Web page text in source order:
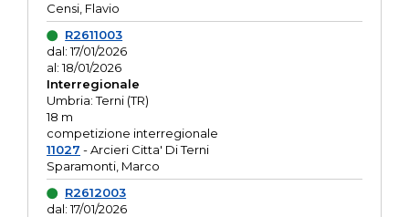
Censi, Flavio
R2611003
dal: 17/01/2026
al: 18/01/2026
Interregionale
Umbria: Terni (TR)
18 m
competizione interregionale
11027 - Arcieri Citta' Di Terni
Sparamonti, Marco
R2612003
dal: 17/01/2026